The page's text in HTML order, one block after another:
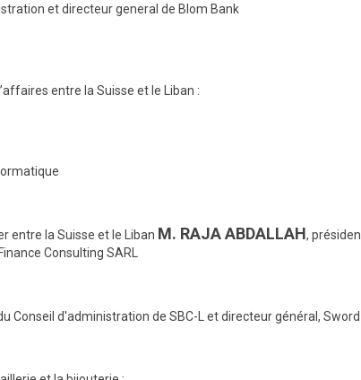
et directeur general de Blom Bank
entre la Suisse et le Liban :
entre la Suisse et le Liban M. RAJA ABDALLAH,
Consulting SARL
Conseil d'administration de SBC-L et directeur